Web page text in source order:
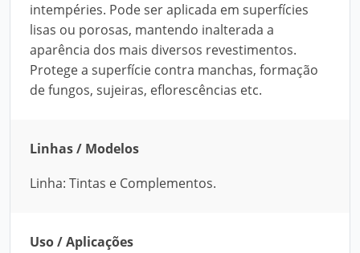
intempéries. Pode ser aplicada em superfícies
lisas ou porosas, mantendo inalterada a
aparência dos mais diversos revestimentos.
Protege a superfície contra manchas, formação
de fungos, sujeiras, eflorescências etc.
Linhas / Modelos
Linha: Tintas e Complementos.
Uso / Aplicações